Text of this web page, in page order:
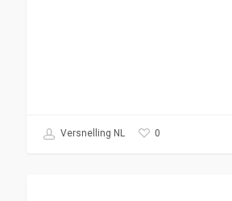
Versnelling NL 0